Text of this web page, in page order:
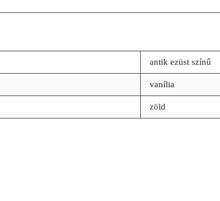
antik ezüst színű
vanília
zöld